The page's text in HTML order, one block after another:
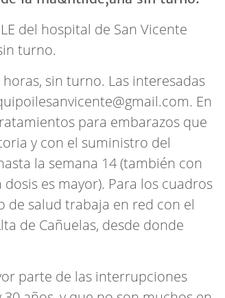
del hospital de San Vicente
turno.
sin turno. Las interesadas
. En
para embarazos que
y con el suministro del
la semana 14 (también con
es mayor). Para los cuadros
de salud trabaja en red con el
de Cañuelas, desde donde
parte de las interrupciones